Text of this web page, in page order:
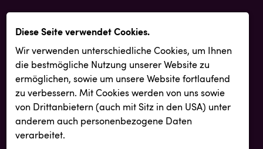
Diese Seite verwendet Cookies.
Wir verwenden unterschiedliche Cookies, um Ihnen
die best­mögliche Nutzung unserer Website zu
ermöglichen, sowie um unsere Website fortlaufend
zu verbessern. Mit Cookies werden von uns sowie
von Drittanbietern (auch mit Sitz in den USA) unter
anderem auch personenbezogene Daten
verarbeitet.